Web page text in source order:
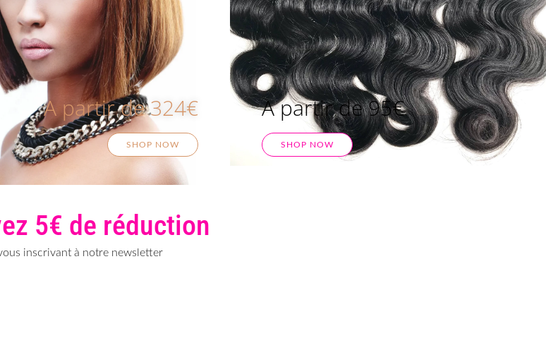
A partir de 324€
SHOP NOW
A partir de 95€
SHOP NOW
5€ de réduction
inscrivant à notre newsletter